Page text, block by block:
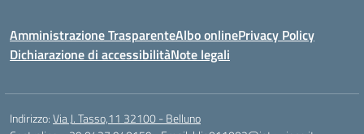
Amministrazione TrasparenteAlbo onlinePrivacy Policy
Dichiarazione di accessibilitàNote legali
Indirizzo:Via J. Tasso,11 32100 - Belluno